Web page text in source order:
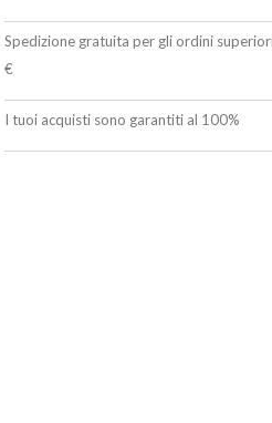
Spedizione gratuita per gli ordini
€
I tuoi acquisti sono garantiti al 100%